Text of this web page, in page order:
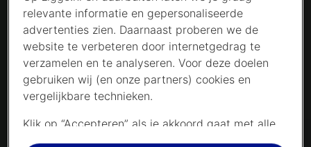
relevante informatie en gepersonaliseerde
advertenties zien. Daarnaast proberen we de
website te verbeteren door internetgedrag te
verzamelen en te analyseren. Voor deze doelen
gebruiken wij (en onze partners) cookies en
vergelijkbare technieken.
Klik op “Accepteren” als je akkoord gaat met alle
cookies. Kies je voor “Nee, liever niet”, dan